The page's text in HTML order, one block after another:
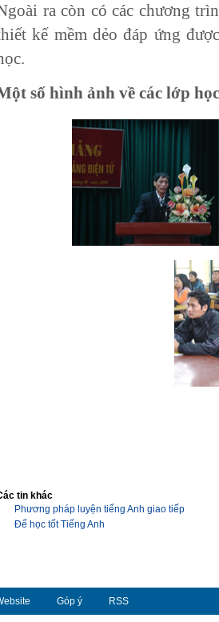
ra còn có các chương
kế mềm dẻo đáp ứng
số hình ảnh về các lớp
tin khác
Phương pháp luyện tiếng Anh giao tiếp
Để học tốt Tiếng Anh
Góp ý RSS